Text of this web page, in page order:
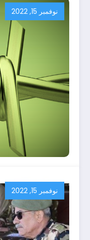
نوفمبر 15, 2022
نوفمبر 15, 2022